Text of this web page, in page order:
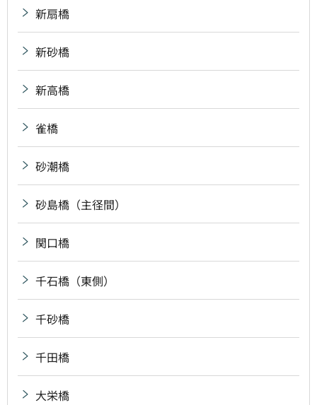
新扇橋
新砂橋
新高橋
雀橋
砂潮橋
砂島橋（主径間）
関口橋
千石橋（東側）
千砂橋
千田橋
大栄橋